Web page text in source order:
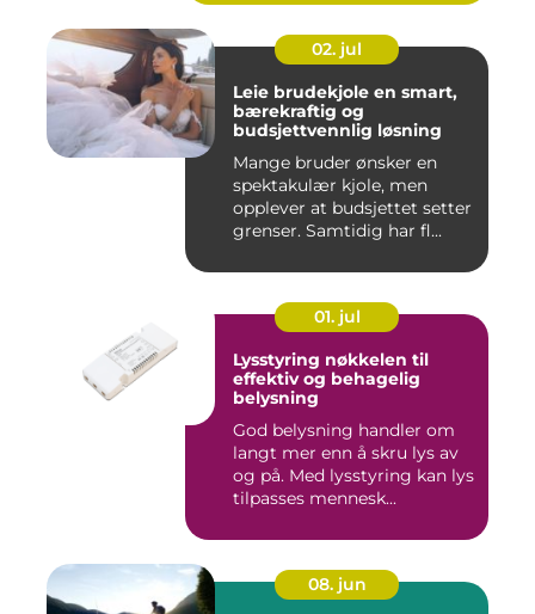
02. jul
Leie brudekjole en smart,
bærekraftig og
budsjettvennlig løsning
Mange bruder ønsker en
spektakulær kjole, men
opplever at budsjettet setter
grenser. Samtidig har fl...
01. jul
Lysstyring nøkkelen til
effektiv og behagelig
belysning
God belysning handler om
langt mer enn å skru lys av
og på. Med lysstyring kan lys
tilpasses mennesk...
08. jun